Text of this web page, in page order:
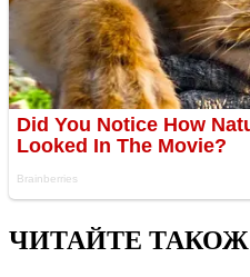
ЧИТАЙТЕ ТАКОЖ